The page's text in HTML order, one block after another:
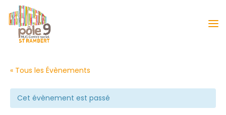
« Tous les Évènements
Cet évènement est passé